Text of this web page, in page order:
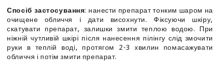
Е
Е
Спосіб застосування: нанести препарат тонким шаром на
очищене обличчя і дати висохнути. Фіксуючи шкіру,
скатувати препарат, залишки змити теплою водою. При
ніжній чутливій шкірі після нанесення пілінгу слід змочити
руки в теплій воді, протягом 2-3 хвилин помасажувати
обличчя і потім змити препарат.